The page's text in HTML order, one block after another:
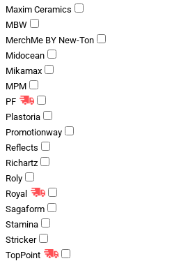
Maxim Ceramics
MBW
MerchMe BY New-Ton
Midocean
Mikamax
MPM
PF
Plastoria
Promotionway
Reflects
Richartz
Roly
Royal
Sagaform
Stamina
Stricker
TopPoint